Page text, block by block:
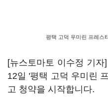
평택 고덕 우미린 프레스
[뉴스토마토 이수정 기
12일 '평택 고덕 우미린
고 청약을 시작합니다.